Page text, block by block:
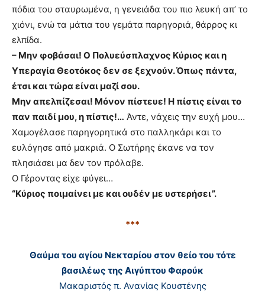
πόδια του σταυρωμένα, η γενειάδα του πιο λευκή απ’ το
χιόνι, ενώ τα μάτια του γεμάτα παρηγοριά, θάρρος κι
ελπίδα.
– Μην φοβάσαι! Ο Πολυεύσπλαχνος Κύριος και η
Υπεραγία Θεοτόκος δεν σε ξεχνούν. Όπως πάντα,
έτσι και τώρα είναι μαζί σου.
Μην απελπίζεσαι! Μόνον πίστευε! Η πίστις είναι το
παν παιδί μου, η πίστις!… Άντε, νάχεις την ευχή μου…
Χαμογέλασε παρηγορητικά στο παλληκάρι και το
ευλόγησε από μακριά. Ο Σωτήρης έκανε να τον
πλησιάσει μα δεν τον πρόλαβε.
Ο Γέροντας είχε φύγει…
“Κύριος ποιμαίνει με και ουδέν με υστερήσει”.
***
Θαύμα του αγίου Νεκταρίου στον θείο του τότε
βασιλέως της Αιγύπτου Φαρούκ
Μακαριστός π. Ανανίας Κουστένης